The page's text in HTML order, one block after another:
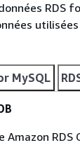
RDS
MySQL
Amazon